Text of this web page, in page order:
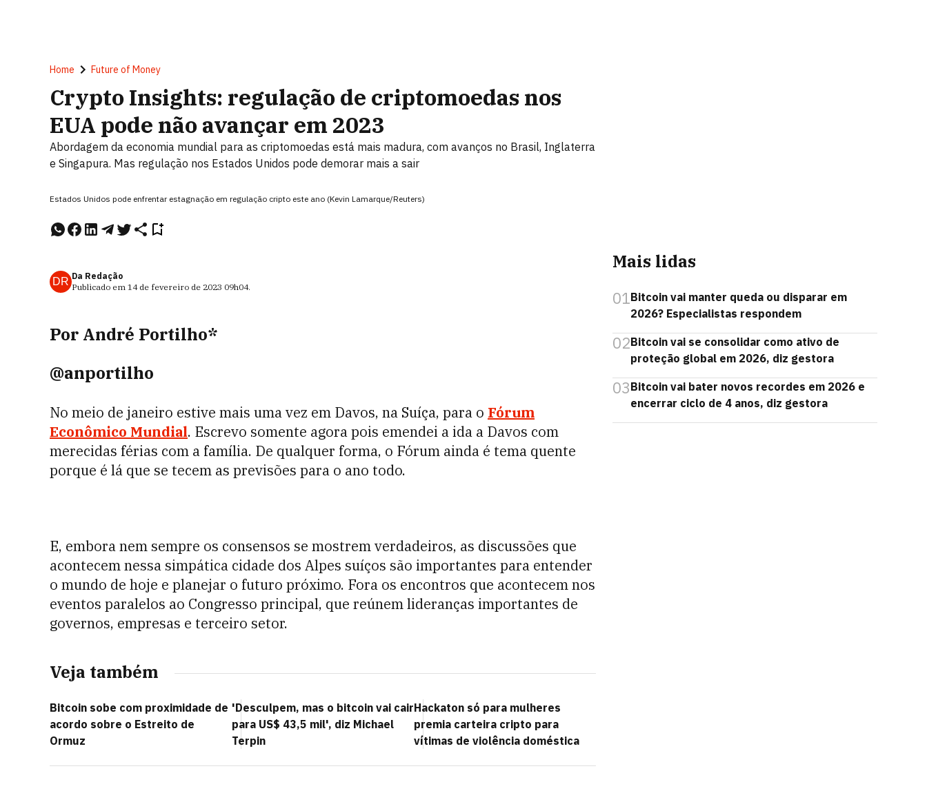
Home Future of Money
Crypto Insights: regulação de criptomoedas nos
EUA pode não avançar em 2023
Abordagem da economia mundial para as criptomoedas está mais madura, com avanços no Brasil, Inglaterra
e Singapura. Mas regulação nos Estados Unidos pode demorar mais a sair
Estados Unidos pode enfrentar estagnação em regulação cripto este ano (Kevin Lamarque/Reuters)
DR Da Redação
Publicado em 14 de fevereiro de 2023 09h04.
Por André Portilho*
@anportilho
No meio de janeiro estive mais uma vez em Davos, na Suíça, para o Fórum
Econômico Mundial. Escrevo somente agora pois emendei a ida a Davos com
merecidas férias com a família. De qualquer forma, o Fórum ainda é tema quente
porque é lá que se tecem as previsões para o ano todo.
E, embora nem sempre os consensos se mostrem verdadeiros, as discussões que
acontecem nessa simpática cidade dos Alpes suíços são importantes para entender
o mundo de hoje e planejar o futuro próximo. Fora os encontros que acontecem nos
eventos paralelos ao Congresso principal, que reúnem lideranças importantes de
governos, empresas e terceiro setor.
Veja também
Bitcoin sobe com proximidade de
acordo sobre o Estreito de
Ormuz
'Desculpem, mas o bitcoin vai cair
para US$ 43,5 mil', diz Michael
Terpin
Hackaton só para mulheres
premia carteira cripto para
vítimas de violência doméstica
Mais lidas
01Bitcoin vai manter queda ou disparar em
2026? Especialistas respondem
02Bitcoin vai se consolidar como ativo de
proteção global em 2026, diz gestora
03Bitcoin vai bater novos recordes em 2026 e
encerrar ciclo de 4 anos, diz gestora